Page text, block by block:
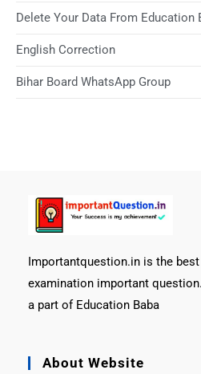
Delete Your Data From Education
English Correction
Bihar Board WhatsApp Group
Importantquestion.in is the
examination important
a part of Education Baba
About Website